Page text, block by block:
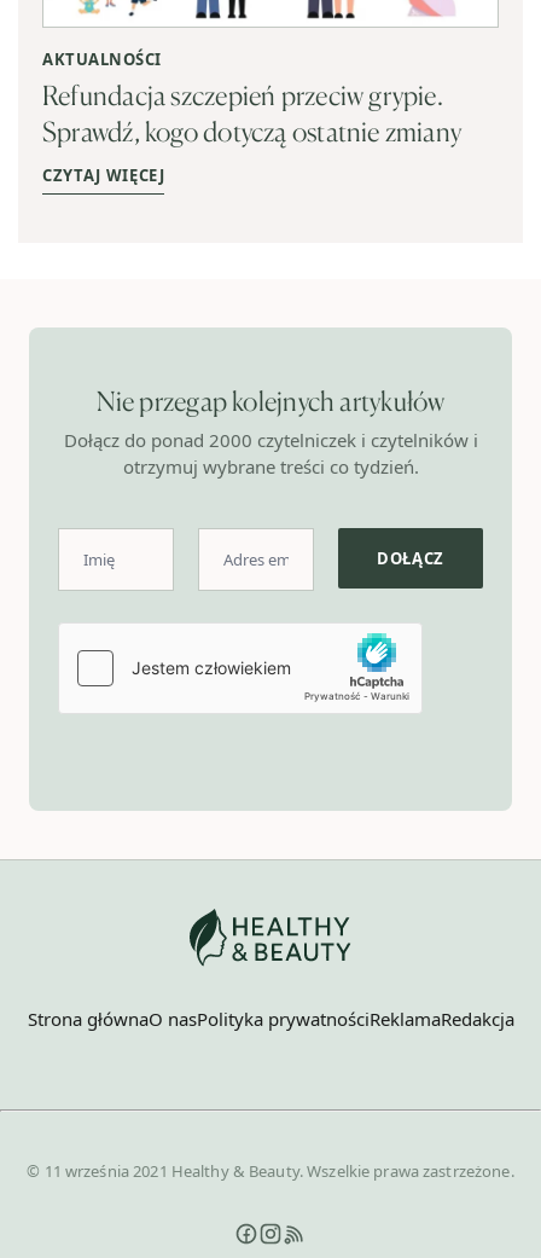
AKTUALNOŚCI
Refundacja szczepień przeciw grypie.
Sprawdź, kogo dotyczą ostatnie zmiany
CZYTAJ WIĘCEJ
Nie przegap kolejnych artykułów
Dołącz do ponad 2000 czytelniczek i czytelników i
otrzymuj wybrane treści co tydzień.
Strona głównaO nasPolityka prywatnościReklamaRedakcja
© 11 września 2021 Healthy & Beauty. Wszelkie prawa zastrzeżone.